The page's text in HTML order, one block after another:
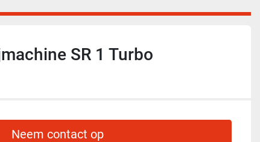
SR 1 Turbo
Neem contact op